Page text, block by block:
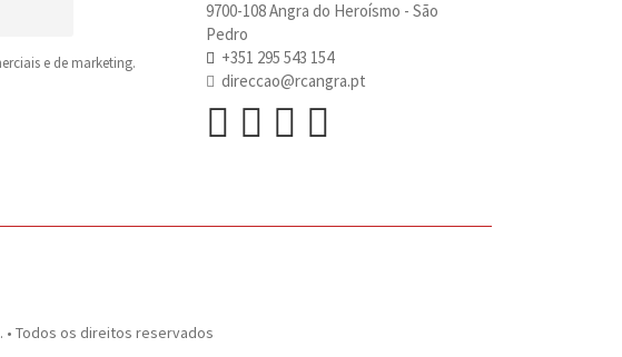
e de marketing.
9700-108 Angra do Heroísmo - São
Pedro
+351 295 543 154
direccao@rcangra.pt
Todos os direitos reservados